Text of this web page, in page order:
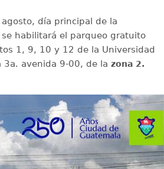
agosto, día principal de la
habilitará el parqueo gratuito
1, 9, 10 y 12 de la Universidad
3a. avenida 9-00, de la zona 2.